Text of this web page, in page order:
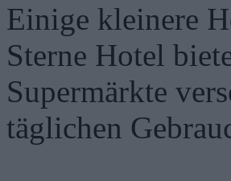
Einige kleinere
Sterne Hotel
Supermärkte
täglichen